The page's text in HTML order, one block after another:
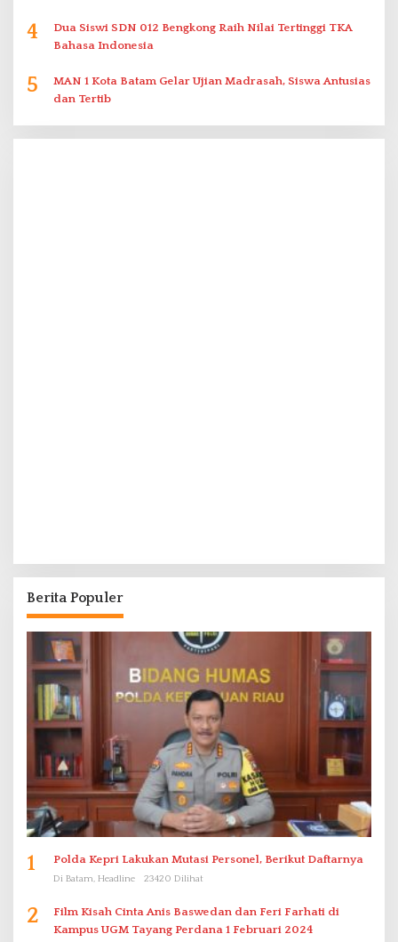
4
Dua Siswi SDN 012 Bengkong Raih Nilai Tertinggi TKA
Bahasa Indonesia
5
MAN 1 Kota Batam Gelar Ujian Madrasah, Siswa Antusias
dan Tertib
Berita Populer
1 Polda Kepri Lakukan Mutasi Personel, Berikut Daftarnya
Di Batam, Headline 23420 Dilihat
2
Film Kisah Cinta Anis Baswedan dan Feri Farhati di
Kampus UGM Tayang Perdana 1 Februari 2024